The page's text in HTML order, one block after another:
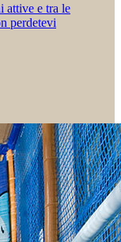
attive e tra le
perdetevi